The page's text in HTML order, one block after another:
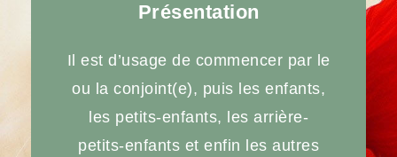
Présentation
Il est d’usage de commencer par le
ou la conjoint(e), puis les enfants,
les petits-enfants, les arrière-
petits-enfants et enfin les autres